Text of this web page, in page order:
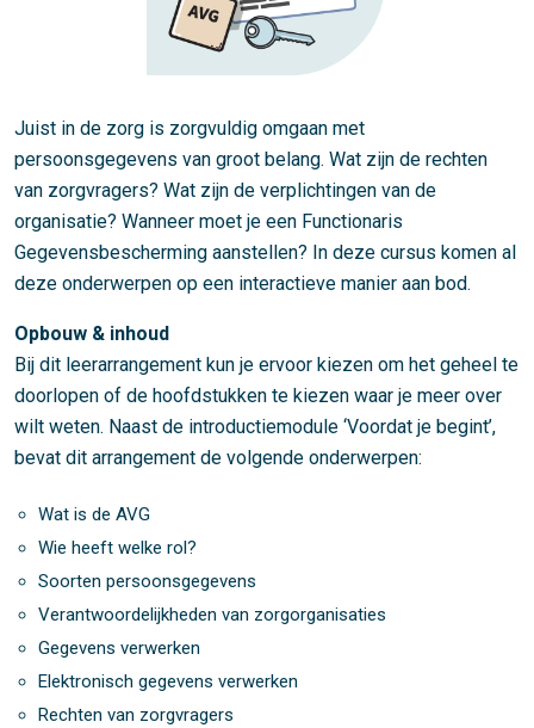
Juist in de zorg is zorgvuldig omgaan met
persoonsgegevens van groot belang. Wat zijn de rechten
van zorgvragers? Wat zijn de verplichtingen van de
organisatie? Wanneer moet je een Functionaris
Gegevensbescherming aanstellen? In deze cursus komen al
deze onderwerpen op een interactieve manier aan bod.
Opbouw & inhoud
Bij dit leerarrangement kun je ervoor kiezen om het geheel te
doorlopen of de hoofdstukken te kiezen waar je meer over
wilt weten. Naast de introductiemodule ‘Voordat je begint’,
bevat dit arrangement de volgende onderwerpen:
Wat is de AVG
Wie heeft welke rol?
Soorten persoonsgegevens
Verantwoordelijkheden van zorgorganisaties
Gegevens verwerken
Elektronisch gegevens verwerken
Rechten van zorgvragers